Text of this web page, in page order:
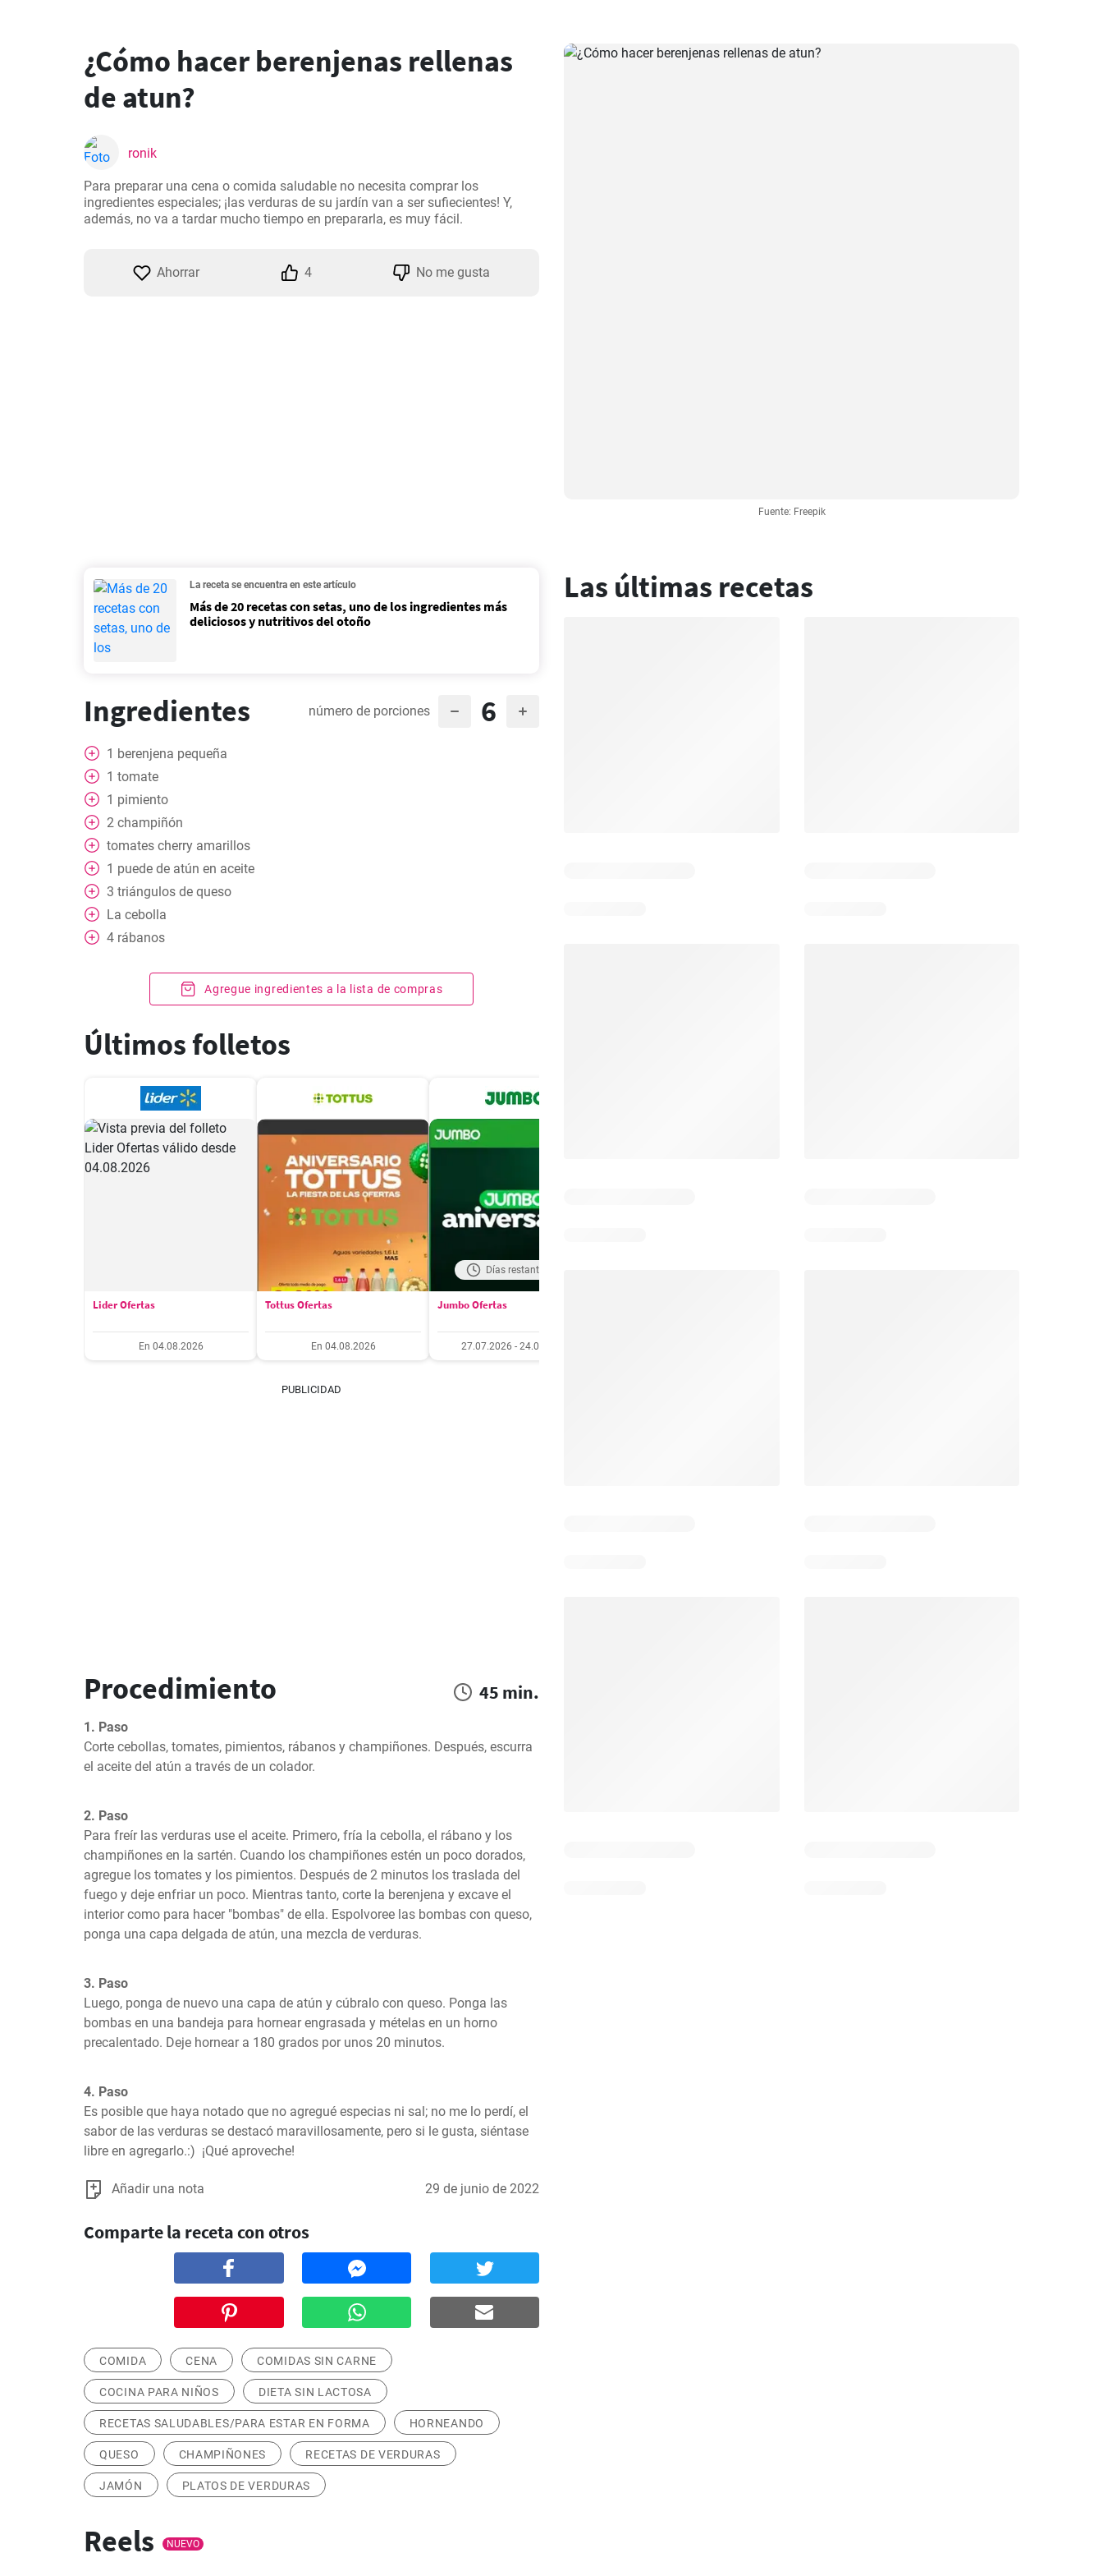
Fuente: Freepik
¿Cómo hacer berenjenas rellenas
de atun?
ronik
Para preparar una cena o comida saludable no necesita comprar los
ingredientes especiales; ¡las verduras de su jardín van a ser sufiecientes! Y,
además, no va a tardar mucho tiempo en prepararla, es muy fácil.
Ahorrar 4 No me gusta
La receta se encuentra en este artículo
Más de 20 recetas con setas, uno de los ingredientes más
deliciosos y nutritivos del otoño
Ingredientes número de porciones 6
1 berenjena pequeña
1 tomate
1 pimiento
2 champiñón
tomates cherry amarillos
1 puede de atún en aceite
3 triángulos de queso
La cebolla
4 rábanos
Agregue ingredientes a la lista de compras
Últimos folletos
Lider Ofertas
En 04.08.2026
Tottus Ofertas
En 04.08.2026
Días restantes: 18
Jumbo Ofertas
27.07.2026 - 24.08.2026
PUBLICIDAD
Procedimiento 45 min.
1. Paso
Corte cebollas, tomates, pimientos, rábanos y champiñones. Después, escurra
el aceite del atún a través de un colador.
2. Paso
Para freír las verduras use el aceite. Primero, fría la cebolla, el rábano y los
champiñones en la sartén. Cuando los champiñones estén un poco dorados,
agregue los tomates y los pimientos. Después de 2 minutos los traslada del
fuego y deje enfriar un poco. Mientras tanto, corte la berenjena y excave el
interior como para hacer "bombas" de ella. Espolvoree las bombas con queso,
ponga una capa delgada de atún, una mezcla de verduras.
3. Paso
Luego, ponga de nuevo una capa de atún y cúbralo con queso. Ponga las
bombas en una bandeja para hornear engrasada y mételas en un horno
precalentado. Deje hornear a 180 grados por unos 20 minutos.
4. Paso
Es posible que haya notado que no agregué especias ni sal; no me lo perdí, el
sabor de las verduras se destacó maravillosamente, pero si le gusta, siéntase
libre en agregarlo.:)  ¡Qué aproveche!
Añadir una nota 29 de junio de 2022
Comparte la receta con otros
COMIDA CENA COMIDAS SIN CARNE
COCINA PARA NIÑOS DIETA SIN LACTOSA
RECETAS SALUDABLES/PARA ESTAR EN FORMA HORNEANDO
QUESO CHAMPIÑONES RECETAS DE VERDURAS
JAMÓN PLATOS DE VERDURAS
Las últimas recetas
Reels NUEVO